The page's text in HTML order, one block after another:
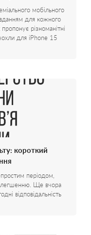
мобільного
для кожного
різноманітні
для iPhone 15
короткий
періодом,
Ще вчора
відповідальність